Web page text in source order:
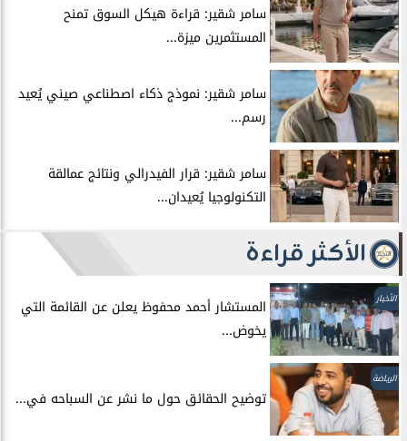
سامر شقير: قراءة هيكل السوق تمنح
المستثمرين ميزة...
سامر شقير: نموذج ذكاء اصطناعي صيني يُعيد
رسم...
سامر شقير: قرار الفيدرالي ونتائج عمالقة
التكنولوجيا يُعيدان...
الأكثر قراءة
الأخبار
المستشار أحمد محفوظ يعلن عن القائمة التي
يخوض...
الرياضة
توضيح الحقائق حول ما نشر عن السباحه في...